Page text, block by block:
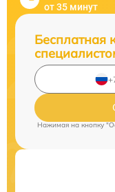
от 35 минут
Бесплатная
Нажимая на кнопку